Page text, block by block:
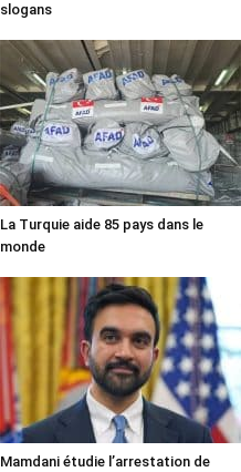
slogans
La Turquie aide 85 pays dans le
monde
Mamdani étudie l’arrestation de